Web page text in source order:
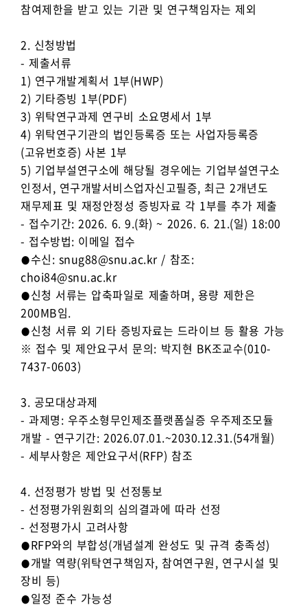
참여제한을 받고 있는 기관 및 연구책임자는 제외
2. 신청방법
- 제출서류
1) 연구개발계획서 1부(HWP)
2) 기타증빙 1부(PDF)
3) 위탁연구과제 연구비 소요명세서 1부
4) 위탁연구기관의 법인등록증 또는 사업자등록증
(고유번호증) 사본 1부
5) 기업부설연구소에 해당될 경우에는 기업부설연구소
인정서, 연구개발서비스업자신고필증, 최근 2개년도
재무제표 및 재정안정성 증빙자료 각 1부를 추가 제출
- 접수기간: 2026. 6. 9.(화) ~ 2026. 6. 21.(일) 18:00
- 접수방법: 이메일 접수
⦁수신: snug88@snu.ac.kr / 참조:
choi84@snu.ac.kr
⦁신청 서류는 압축파일로 제출하며, 용량 제한은
200MB임.
⦁신청 서류 외 기타 증빙자료는 드라이브 등 활용 가능
※ 접수 및 제안요구서 문의: 박지현 BK조교수(010-
7437-0603)
3. 공모대상과제
- 과제명: 우주소형무인제조플랫폼실증 우주제조모듈
개발 - 연구기간: 2026.07.01.~2030.12.31.(54개월)
- 세부사항은 제안요구서(RFP) 참조
4. 선정평가 방법 및 선정통보
- 선정평가위원회의 심의결과에 따라 선정
- 선정평가시 고려사항
⦁RFP와의 부합성(개념설계 완성도 및 규격 충족성)
⦁개발 역량(위탁연구책임자, 참여연구원, 연구시설 및
장비 등)
⦁일정 준수 가능성